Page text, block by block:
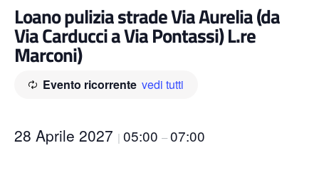
Loano pulizia strade Via Aurelia (da
Via Carducci a Via Pontassi) L.re
Marconi)
Evento ricorrente vedi tutti
28 Aprile 2027 | 05:00 –07:00